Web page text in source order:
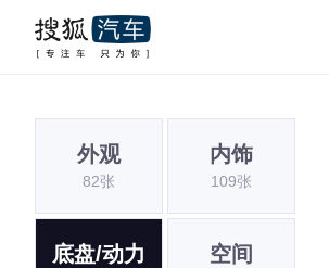
外观
82张
内饰
109张
底盘/动力 空间